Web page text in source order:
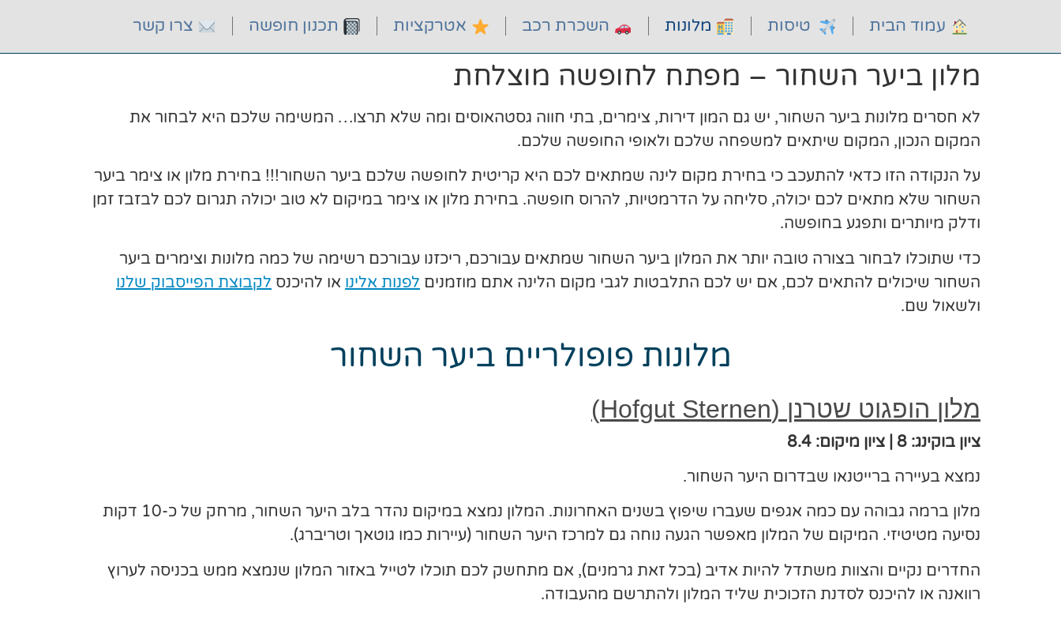
עמוד הבית טיסות מלונות השכרת רכב אטרקציות תכנון חופשה צרו קשר
מלון ביער השחור – מפתח לחופשה מוצלחת
לא חסרים מלונות ביער השחור, יש גם המון דירות, צימרים, בתי חווה גסטהאוסים ומה שלא תרצו… המשימה שלכם היא לבחור את
המקום הנכון, המקום שיתאים למשפחה שלכם ולאופי החופשה שלכם.
על הנקודה הזו כדאי להתעכב כי בחירת מקום לינה שמתאים לכם היא קריטית לחופשה שלכם ביער השחור!!! בחירת מלון או צימר ביער
השחור שלא מתאים לכם יכולה, סליחה על הדרמטיות, להרוס חופשה. בחירת מלון או צימר במיקום לא טוב יכולה תגרום לכם לבזבז זמן
ודלק מיותרים ותפגע בחופשה.
כדי שתוכלו לבחור בצורה טובה יותר את המלון ביער השחור שמתאים עבורכם, ריכזנו עבורכם רשימה של כמה מלונות וצימרים ביער
השחור שיכולים להתאים לכם, אם יש לכם התלבטות לגבי מקום הלינה אתם מוזמנים לפנות אלינו או להיכנס לקבוצת הפייסבוק שלנו
ולשאול שם.
מלונות פופולריים ביער השחור
מלון הופגוט שטרנן (Hofgut Sternen)
ציון בוקינג: 8 | ציון מיקום: 8.4
נמצא בעיירה ברייטנאו שבדרום היער השחור.
מלון ברמה גבוהה עם כמה אגפים שעברו שיפוץ בשנים האחרונות. המלון נמצא במיקום נהדר בלב היער השחור, מרחק של כ-10 דקות
נסיעה מטיטיזי. המיקום של המלון מאפשר הגעה נוחה גם למרכז היער השחור (עיירות כמו גוטאך וטריברג).
החדרים נקיים והצוות משתדל להיות אדיב (בכל זאת גרמנים), אם מתחשק לכם תוכלו לטייל באזור המלון שנמצא ממש בכניסה לערוץ
רוואנה או להיכנס לסדנת הזכוכית שליד המלון ולהתרשם מהעבודה.